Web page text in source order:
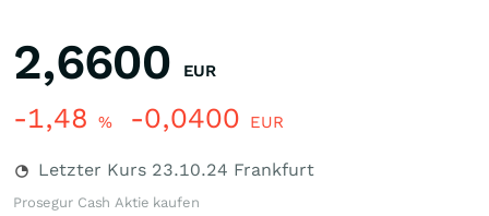
2,6600 EUR
-1,48 % -0,0400 EUR
Letzter Kurs 23.10.24 Frankfurt
Prosegur Cash Aktie kaufen